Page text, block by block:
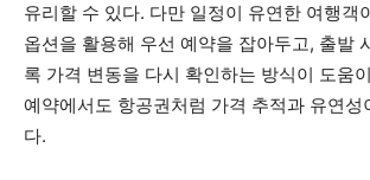
유리할 수 있다. 다만 일정이 유연한 여행객
옵션을 활용해 우선 예약을 잡아두고, 출발
록 가격 변동을 다시 확인하는 방식이 도움
예약에서도 항공권처럼 가격 추적과 유연성
다.